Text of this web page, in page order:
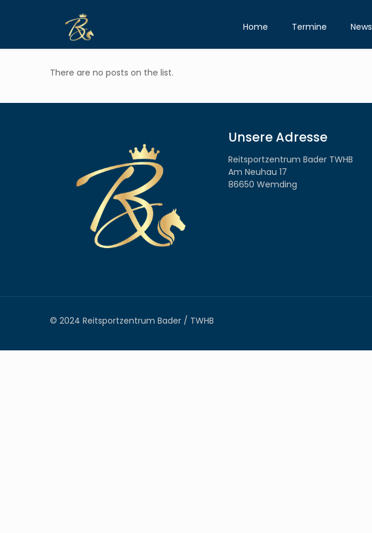
Home Termine News
There are no posts on the list.
Unsere Adresse
Reitsportzentrum Bader TWHB
Am Neuhau 17
86650 Wemding
© 2024 Reitsportzentrum Bader / TWHB